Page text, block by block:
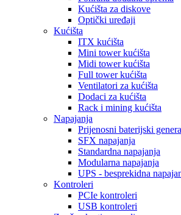
Kućišta za diskove
Optički uređaji
Kućišta
ITX kućišta
Mini tower kućišta
Midi tower kućišta
Full tower kućišta
Ventilatori za kućišta
Dodaci za kućišta
Rack i mining kućišta
Napajanja
Prijenosni baterijski
SFX napajanja
Standardna napajanja
Modularna napajanja
UPS - besprekidna
Kontroleri
PCIe kontroleri
USB kontroleri